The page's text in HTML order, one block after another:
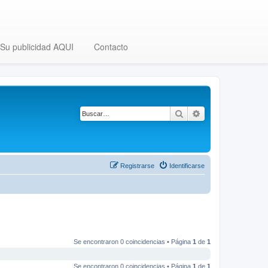
publicidad AQUI Contacto
Buscar
Identificarse
Registrarse
Se encontraron 0 coincidencias • Página 1 de 1
Se encontraron 0 coincidencias • Página 1 de 1